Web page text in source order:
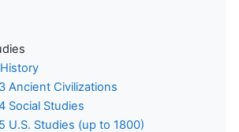
Ancient Civilizations
Social Studies
U.S. Studies (up to 1800)